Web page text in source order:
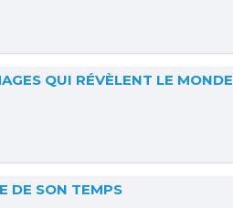
QUI RÉVÈLENT LE MONDE
DE SON TEMPS